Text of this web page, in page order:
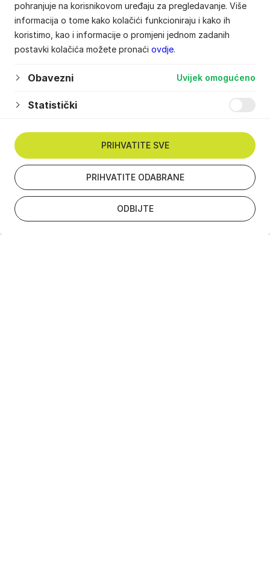
pohranjuje na korisnikovom uređaju za pregledavanje. Više
informacija o tome kako kolačići funkcioniraju i kako ih
koristimo, kao i informacije o promjeni jednom zadanih
postavki kolačića možete pronaći ovdje.
Obavezni Uvijek omogućeno
Statistički
ODBIJTE
PRIHVATITE ODABRANE
PRIHVATITE SVE